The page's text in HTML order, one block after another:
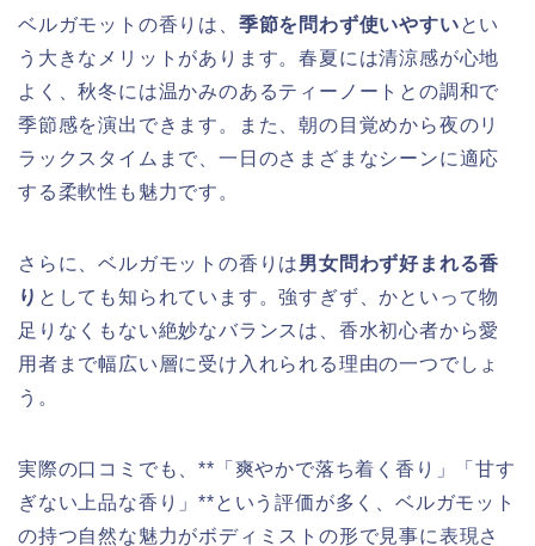
ベルガモットの香りは、 季節を問わず使いやすいとい
う大きなメリットがあります。春夏には清涼感が心地
よく、秋冬には温かみのあるティーノートとの調和で
季節感を演出できます。また、朝の目覚めから夜のリ
ラックスタイムまで、一日のさまざまなシーンに適応
する柔軟性も魅力です。
さらに、ベルガモットの香りは男女問わず好まれる香
り としても知られています。強すぎず、かといって物
足りなくもない絶妙なバランスは、香水初心者から愛
用者まで幅広い層に受け入れられる理由の一つでしょ
う。
実際の口コミでも、**「爽やかで落ち着く香り」「甘す
ぎない上品な香り」**という評価が多く、ベルガモット
の持つ自然な魅力がボディミストの形で見事に表現さ